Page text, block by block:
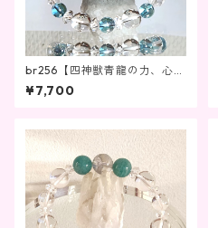
br256【四神獣青龍の力、心の
エネルギーを高める】
¥7,700